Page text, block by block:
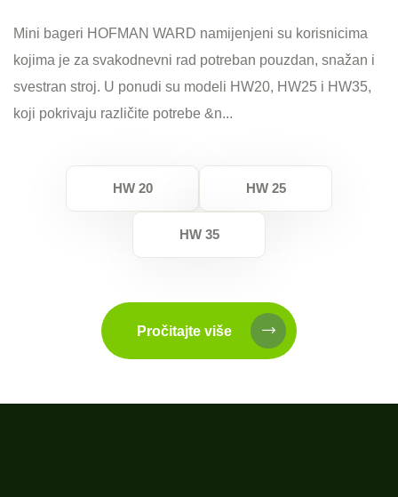
Mini bageri HOFMAN WARD namijenjeni su korisnicima
kojima je za svakodnevni rad potreban pouzdan, snažan i
svestran stroj. U ponudi su modeli HW20, HW25 i HW35,
koji pokrivaju različite potrebe &n...
HW 20 HW 25
HW 35
Pročitajte više